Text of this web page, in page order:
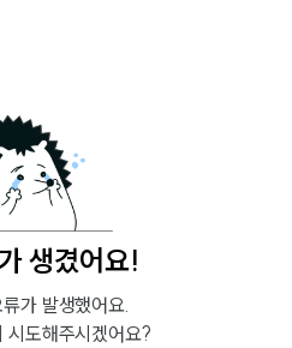
생겼어요!
가 발생했어요.
시도해주시겠어요?